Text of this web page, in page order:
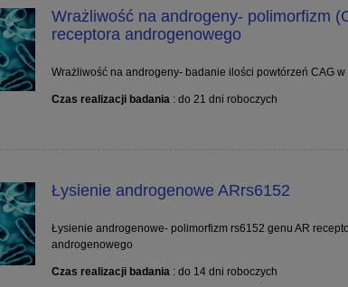
Wrażliwość na androgeny- polimorfizm
receptora androgenowego
Wrażliwość na androgeny- badanie ilości powtórzeń CAG w
Czas realizacji badania : do 21 dni roboczych
Łysienie androgenowe ARrs6152
Łysienie androgenowe- polimorfizm rs6152 genu AR
androgenowego
Czas realizacji badania : do 14 dni roboczych